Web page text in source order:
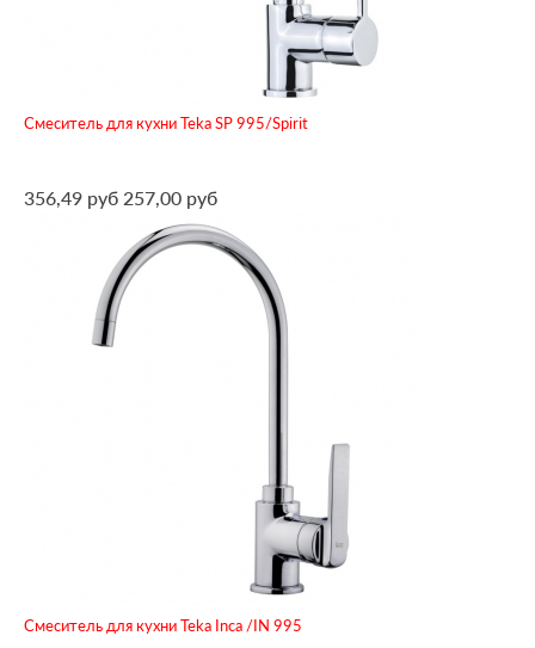
Смеситель для кухни Teka SP 995/Spirit
356,49 руб 257,00 руб
Смеситель для кухни Teka Inca /IN 995